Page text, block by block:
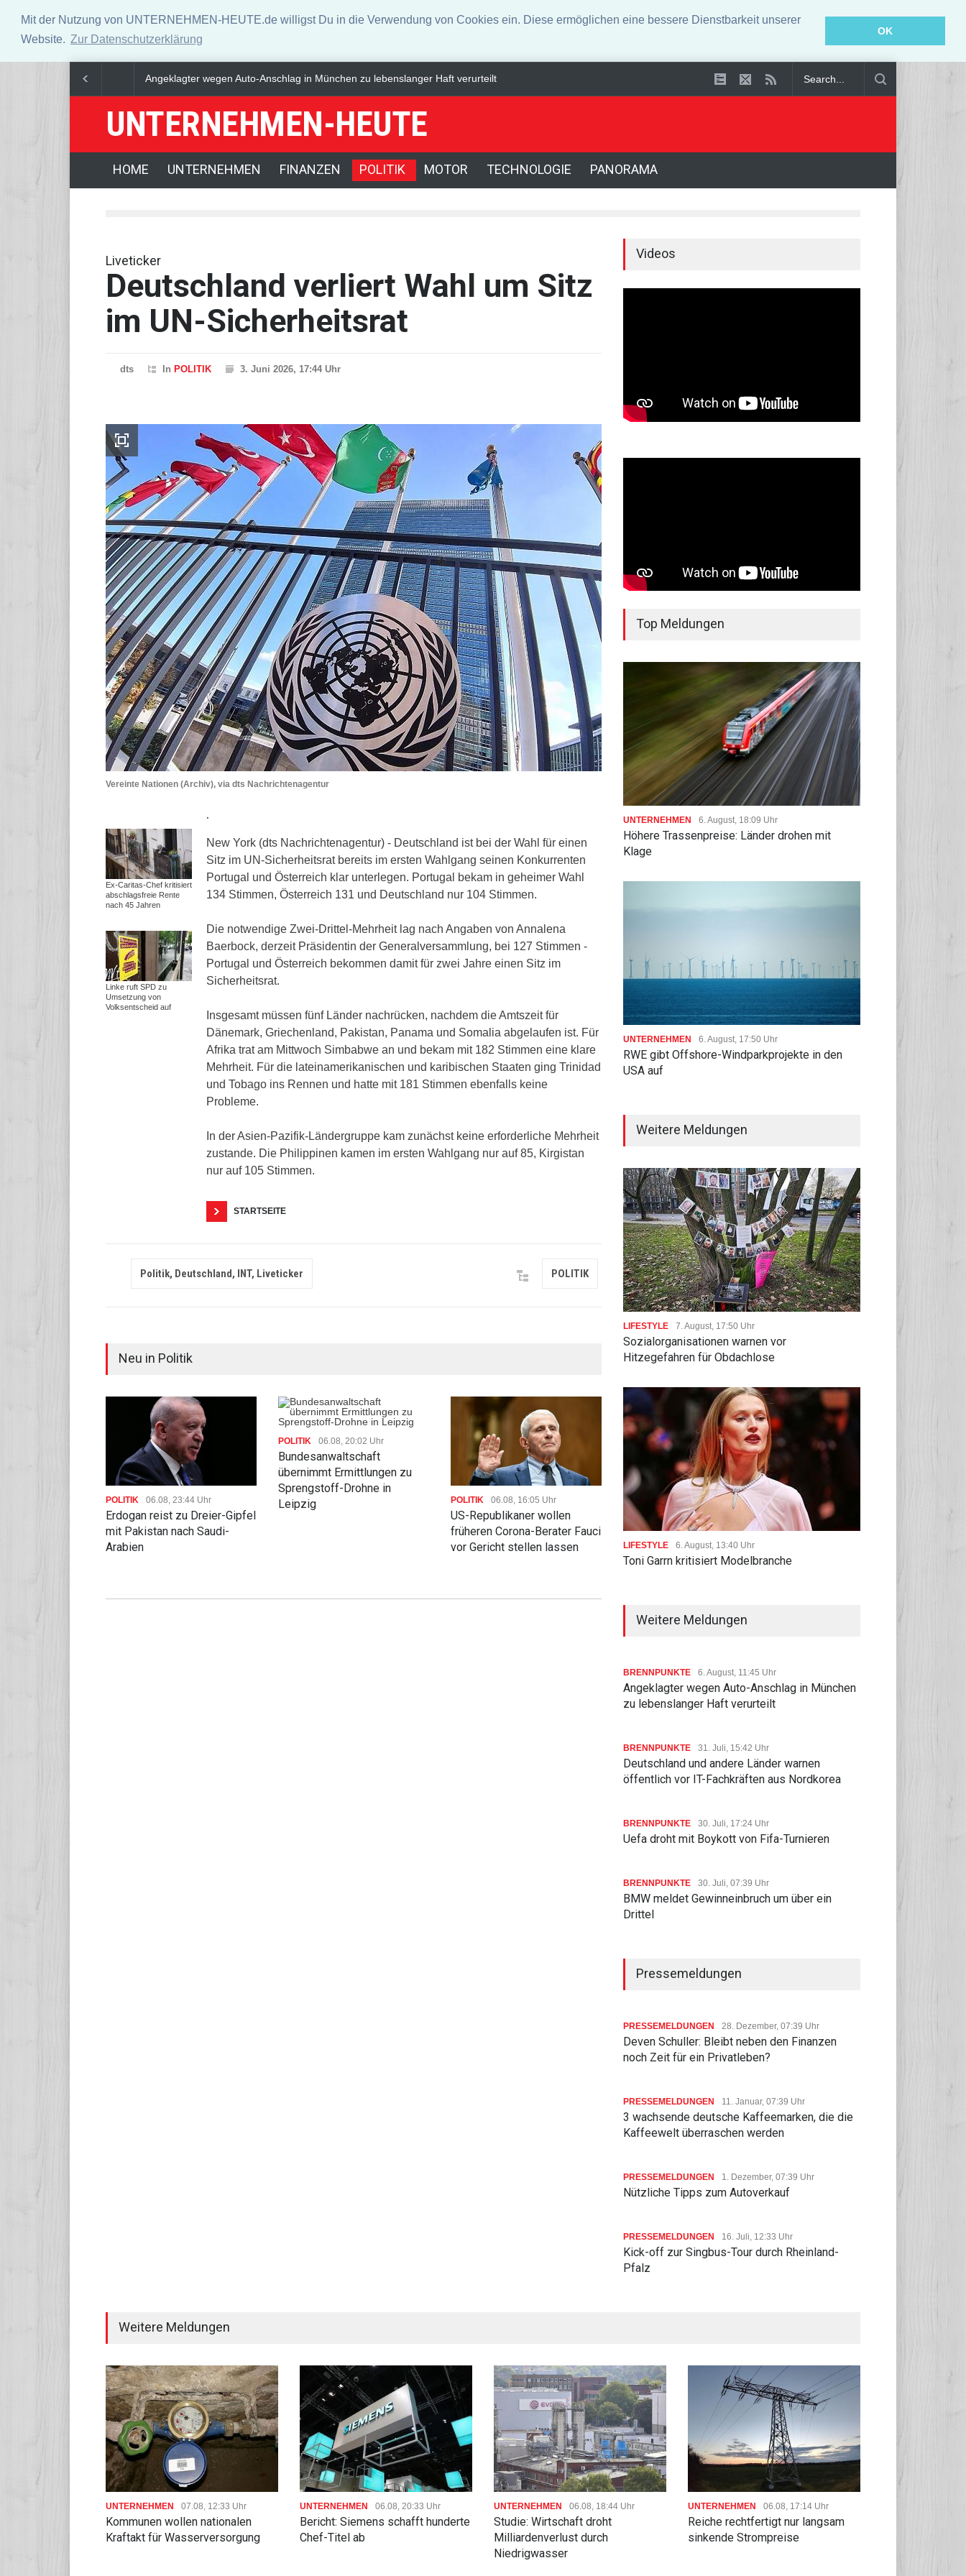
Mit der Nutzung von UNTERNEHMEN-HEUTE.de willigst Du in die Verwendung von Cookies ein. Diese ermöglichen eine bessere Dienstbarkeit unserer
Website. Zur Datenschutzerklärung
OK
CDU will zentrale Drohnenabwehr beim Innenministerium US-Börsen lassen nach - Ölpreis steigt kräftig Angeklagter wegen Auto-Anschlag in München zu lebenslanger Haft
UNTERNEHMEN-HEUTE
HOME UNTERNEHMEN FINANZEN POLITIK MOTOR TECHNOLOGIE PANORAMA
Liveticker
Deutschland verliert Wahl um Sitz
im UN-Sicherheitsrat
dts In POLITIK 3. Juni 2026, 17:44 Uhr
Vereinte Nationen (Archiv), via dts Nachrichtenagentur
.
New York (dts Nachrichtenagentur) - Deutschland ist bei der Wahl für einen
Sitz im UN-Sicherheitsrat bereits im ersten Wahlgang seinen Konkurrenten
Portugal und Österreich klar unterlegen. Portugal bekam in geheimer Wahl
134 Stimmen, Österreich 131 und Deutschland nur 104 Stimmen.
Die notwendige Zwei-Drittel-Mehrheit lag nach Angaben von Annalena
Baerbock, derzeit Präsidentin der Generalversammlung, bei 127 Stimmen -
Portugal und Österreich bekommen damit für zwei Jahre einen Sitz im
Sicherheitsrat.
Insgesamt müssen fünf Länder nachrücken, nachdem die Amtszeit für
Dänemark, Griechenland, Pakistan, Panama und Somalia abgelaufen ist. Für
Afrika trat am Mittwoch Simbabwe an und bekam mit 182 Stimmen eine klare
Mehrheit. Für die lateinamerikanischen und karibischen Staaten ging Trinidad
und Tobago ins Rennen und hatte mit 181 Stimmen ebenfalls keine
Probleme.
In der Asien-Pazifik-Ländergruppe kam zunächst keine erforderliche Mehrheit
zustande. Die Philippinen kamen im ersten Wahlgang nur auf 85, Kirgistan
nur auf 105 Stimmen.
STARTSEITE
Ex-Caritas-Chef kritisiert
abschlagsfreie Rente
nach 45 Jahren
Linke ruft SPD zu
Umsetzung von
Volksentscheid auf
Politik, Deutschland, INT, Liveticker POLITIK
Neu in Politik
POLITIK 06.08, 23:44 Uhr
Erdogan reist zu Dreier-Gipfel
mit Pakistan nach Saudi-
Arabien
POLITIK 06.08, 20:02 Uhr
Bundesanwaltschaft
übernimmt Ermittlungen zu
Sprengstoff-Drohne in
Leipzig
POLITIK 06.08, 16:05 Uhr
US-Republikaner wollen
früheren Corona-Berater Fauci
vor Gericht stellen lassen
POLITIK 06.08, 14:53 Uhr
Nach Ausweisung von
Journalistin: Russland wirft
Frankreich ''politische
Verfolgung'' vor
POLITIK
Drohne war mit Munition
beladen
Videos
Top Meldungen
UNTERNEHMEN 6. August, 18:09 Uhr
Höhere Trassenpreise: Länder drohen mit
Klage
UNTERNEHMEN 6. August, 17:50 Uhr
RWE gibt Offshore-Windparkprojekte in den
USA auf
Weitere Meldungen
LIFESTYLE 7. August, 17:50 Uhr
Sozialorganisationen warnen vor
Hitzegefahren für Obdachlose
LIFESTYLE 6. August, 13:40 Uhr
Toni Garrn kritisiert Modelbranche
Weitere Meldungen
BRENNPUNKTE 6. August, 11:45 Uhr
Angeklagter wegen Auto-Anschlag in München
zu lebenslanger Haft verurteilt
BRENNPUNKTE 31. Juli, 15:42 Uhr
Deutschland und andere Länder warnen
öffentlich vor IT-Fachkräften aus Nordkorea
BRENNPUNKTE 30. Juli, 17:24 Uhr
Uefa droht mit Boykott von Fifa-Turnieren
BRENNPUNKTE 30. Juli, 07:39 Uhr
BMW meldet Gewinneinbruch um über ein
Drittel
Pressemeldungen
PRESSEMELDUNGEN 28. Dezember, 07:39 Uhr
Deven Schuller: Bleibt neben den Finanzen
noch Zeit für ein Privatleben?
PRESSEMELDUNGEN 11. Januar, 07:39 Uhr
3 wachsende deutsche Kaffeemarken, die die
Kaffeewelt überraschen werden
PRESSEMELDUNGEN 1. Dezember, 07:39 Uhr
Nützliche Tipps zum Autoverkauf
PRESSEMELDUNGEN 16. Juli, 12:33 Uhr
Kick-off zur Singbus-Tour durch Rheinland-
Pfalz
Weitere Meldungen
UNTERNEHMEN 07.08, 12:33 Uhr
Kommunen wollen nationalen
Kraftakt für Wasserversorgung
UNTERNEHMEN 06.08, 20:33 Uhr
Bericht: Siemens schafft hunderte
Chef-Titel ab
UNTERNEHMEN 06.08, 18:44 Uhr
Studie: Wirtschaft droht
Milliardenverlust durch
Niedrigwasser
UNTERNEHMEN 06.08, 17:14 Uhr
Reiche rechtfertigt nur langsam
sinkende Strompreise